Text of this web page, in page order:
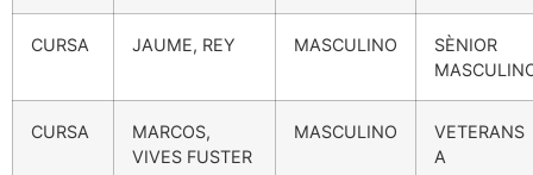
CURSA JAUME, REY MASCULINO
SÈNIOR
CURSA
MARCOS,
VIVES FUSTER
MASCULINO
VETERANS
A